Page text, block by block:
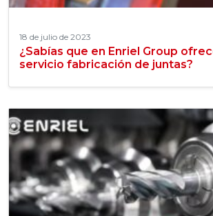
18 de julio de 2023
¿Sabías que en Enriel Group
servicio fabricación de juntas?